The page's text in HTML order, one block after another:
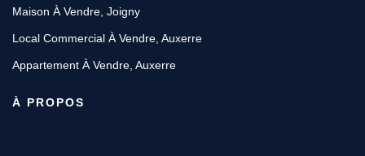
Maison À Vendre, Joigny
Local Commercial À Vendre, Auxerre
Appartement À Vendre, Auxerre
À PROPOS